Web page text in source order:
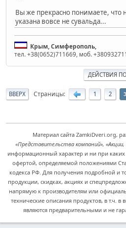
Вы же прекрасно понимаете, что
указана вовсе не сувальда...
Крым, Симферополь,
тел. +38(0652)711669, моб.
ДЕЙСТВИЯ
ВВЕРХ Страницы 1 2
Материал сайта ZamkiDveri.org,
«Представительства компаний», «Акции,
информационный характер и ни при каких
офертой, определяемой положениями
кодекса РФ. Для получения подробной и
продукции, скидках, акциях и
напрямую к производителям или
технические описания продуктов, в т.ч.
являются предварительными и не